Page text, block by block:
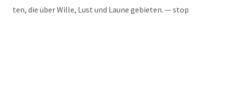
ten, die über Wil­le, Lust und Lau­ne gebie­ten. — stop